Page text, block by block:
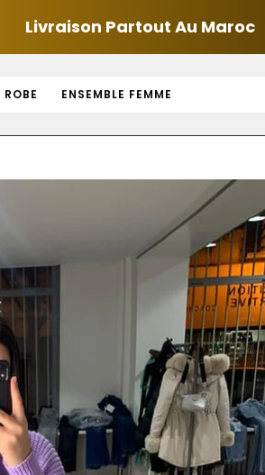
Livraison Partout Au Maroc
ROBE ENSEMBLE FEMME